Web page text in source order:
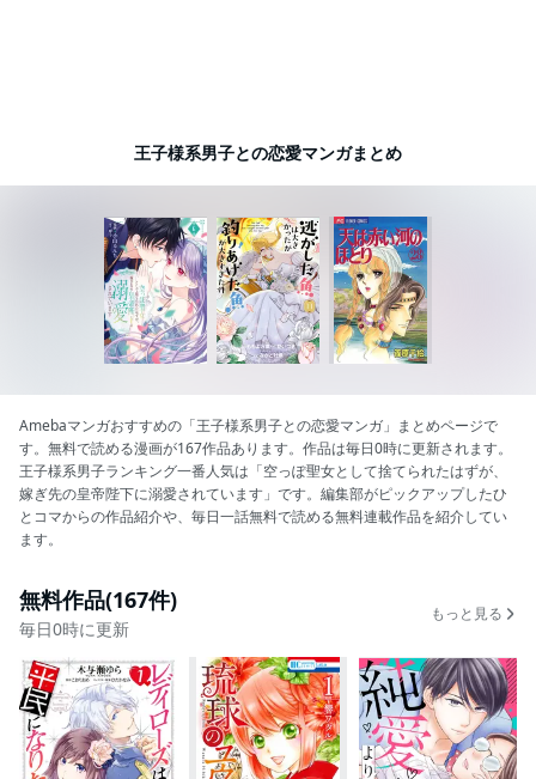
王子様系男子との恋愛マンガまとめ
Amebaマンガおすすめの「王子様系男子との恋愛マンガ」まとめページで
す。無料で読める漫画が167作品あります。作品は毎日0時に更新されます。
王子様系男子ランキング一番人気は「空っぽ聖女として捨てられたはずが、
嫁ぎ先の皇帝陛下に溺愛されています」です。編集部がピックアップしたひ
とコマからの作品紹介や、毎日一話無料で読める無料連載作品を紹介してい
ます。
無料作品(167件)
毎日0時に更新
もっと見る